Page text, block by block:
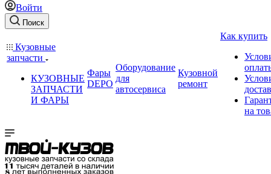
Войти
Поиск
Кузовные
запчасти
КУЗОВНЫЕ
ЗАПЧАСТИ
И ФАРЫ
Фары
DEPO
Оборудование
для
автосервиса
Кузовной
ремонт
Как купить
на